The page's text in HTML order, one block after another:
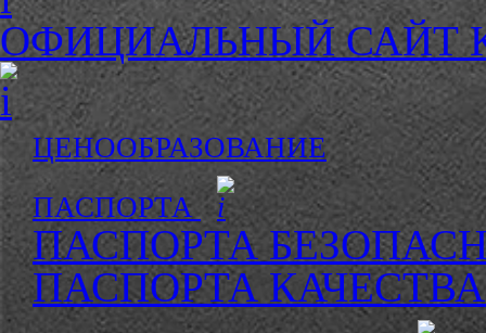
ОФИЦИАЛЬНЫЙ САЙТ
ЦЕНООБРАЗОВАНИЕ
ПАСПОРТА
ПАСПОРТА
ПАСПОРТА